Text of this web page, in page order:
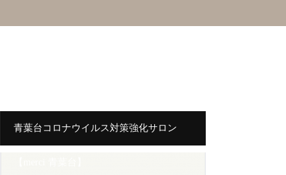
青葉台コロナウイルス対策強化サロン